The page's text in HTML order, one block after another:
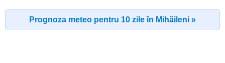
Prognoza meteo pentru 10 zile în Mihăileni »